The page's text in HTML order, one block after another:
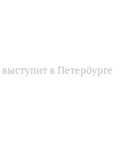
в Петербурге